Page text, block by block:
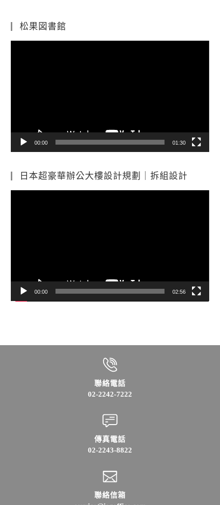
松果図書館
00:00 01:30
日本超豪華辦公大樓設計規劃｜拆組設計
00:00 02:56
聯絡電話
02-2242-7222
傳真電話
02-2243-8822
聯絡信箱